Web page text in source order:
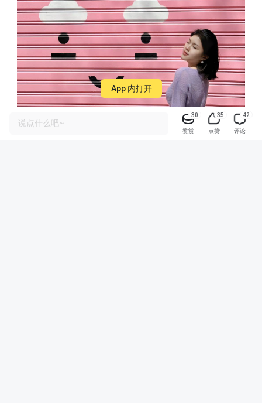
App 内打开
说点什么吧~
30
赞赏
35
点赞
42
评论